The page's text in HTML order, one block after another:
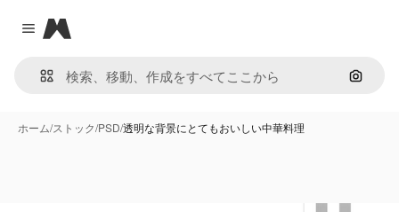
Close menu
Magnific
画像で
ホーム/ストック/PSD/透明な背景にとてもおいしい中華料理